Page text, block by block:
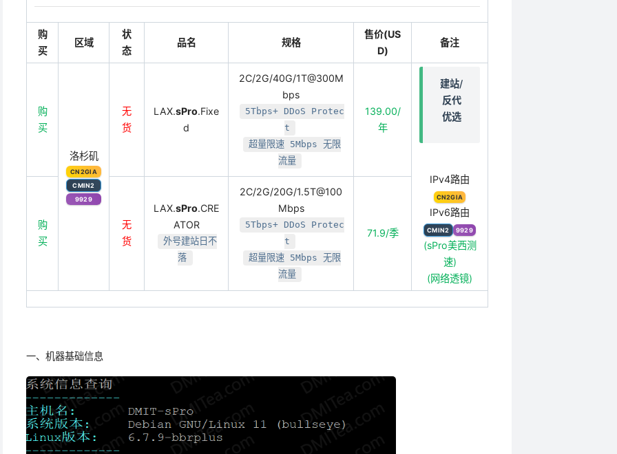
购
买
区域
状
态
品名 规格
售价(US
D)
备注
购
买
洛杉矶
CN2GIA
CMIN2
9929
无
货
LAX.sPro.Fixe
d
2C/2G/40G/1T@300M
bps
5Tbps+ DDoS Protec
t
超量限速 5Mbps 无限
流量
139.00/
年
建站/
反代
优选
IPv4路由
CN2GIA
IPv6路由
CMIN2 9929
(sPro美西测
速)
(网络透镜)
购
买
无
货
LAX.sPro.CRE
ATOR
外号建站日不
落
2C/2G/20G/1.5T@100
Mbps
5Tbps+ DDoS Protec
t
超量限速 5Mbps 无限
流量
71.9/季
一、机器基础信息